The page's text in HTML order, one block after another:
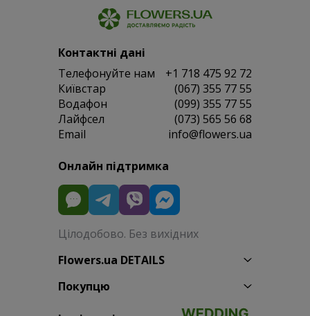
Контактні дані
Телефонуйте нам
+1 718 475 92 72
Київстар
(067) 355 77 55
Водафон
(099) 355 77 55
Лайфсел
(073) 565 56 68
Email
info@flowers.ua
Онлайн підтримка
Цілодобово. Без вихідних
Flowers.ua DETAILS
Покупцю